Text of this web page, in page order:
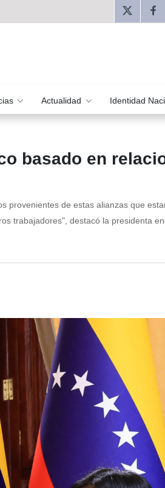
Actualidad Identidad
basado en
provenientes de estas alianzas que
trabajadores", destacó la presidenta